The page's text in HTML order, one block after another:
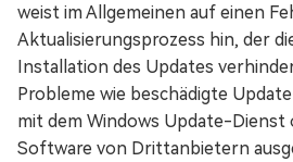
weist im Allgemeinen auf einen
Aktualisierungsprozess hin, der
Installation des Updates
Probleme wie beschädigte
mit dem Windows Update-
Software von Drittanbietern